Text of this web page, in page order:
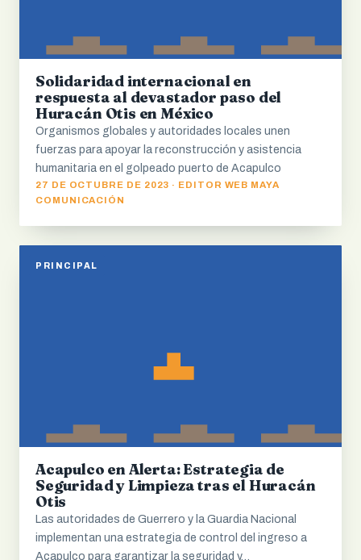
Solidaridad internacional en
respuesta al devastador paso del
Huracán Otis en México
Organismos globales y autoridades locales unen
fuerzas para apoyar la reconstrucción y asistencia
humanitaria en el golpeado puerto de Acapulco
27 DE OCTUBRE DE 2023 · EDITOR WEB MAYA
COMUNICACIÓN
PRINCIPAL
Acapulco en Alerta: Estrategia de
Seguridad y Limpieza tras el Huracán
Otis
Las autoridades de Guerrero y la Guardia Nacional
implementan una estrategia de control del ingreso a
Acapulco para garantizar la seguridad y…